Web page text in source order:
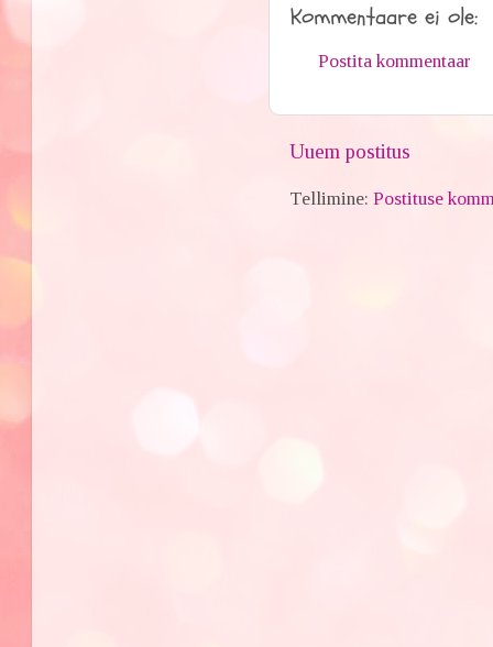
Kommentaare ei ole:
Postita kommentaar
Uuem postitus
Tellimine:Postituse